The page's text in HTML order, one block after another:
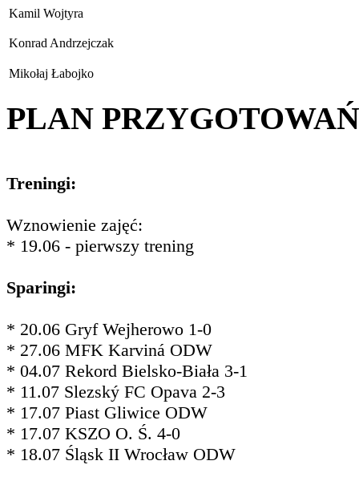
Kamil Wojtyra
Konrad Andrzejczak
Mikołaj Łabojko
PLAN PRZYGOTOWAŃ
Treningi:
Wznowienie zajęć:
* 19.06 - pierwszy trening
Sparingi:
* 20.06 Gryf Wejherowo 1-0
* 27.06 MFK Karviná ODW
* 04.07 Rekord Bielsko-Biała 3-1
* 11.07 Slezský FC Opava 2-3
* 17.07 Piast Gliwice ODW
* 17.07 KSZO O. Ś. 4-0
* 18.07 Śląsk II Wrocław ODW